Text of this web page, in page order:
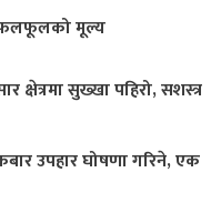
फलफूलको मूल्य
क्षेत्रमा सुख्खा पहिरो, सशस्त्र
उपहार घोषणा गरिने, एक